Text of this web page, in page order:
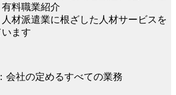
料職業紹介
人材派遣業に根ざした人材サービスを
ます
会社の定めるすべての業務